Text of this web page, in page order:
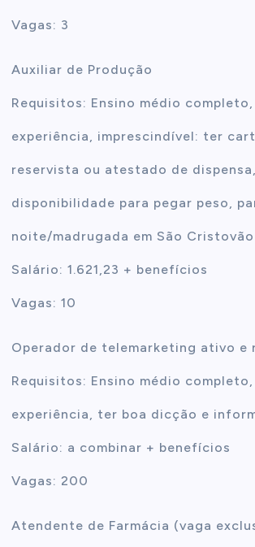
Vagas: 3
Auxiliar de Produção
Requisitos: Ensino médio completo,
experiência, imprescindível: ter
reservista ou atestado de dispensa,
disponibilidade para pegar peso,
noite/madrugada em São Cristovão
Salário: 1.621,23 + benefícios
Vagas: 10
Operador de telemarketing ativo e
Requisitos: Ensino médio completo,
experiência, ter boa dicção e
Salário: a combinar + benefícios
Vagas: 200
Atendente de Farmácia (vaga